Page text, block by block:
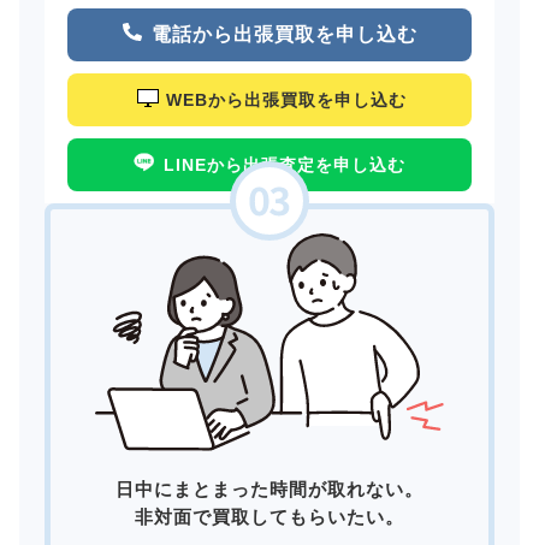
電話から出張買取を申し込む
WEBから出張買取を申し込む
LINEから出張査定を申し込む
日中にまとまった時間が取れない。
非対面で買取してもらいたい。